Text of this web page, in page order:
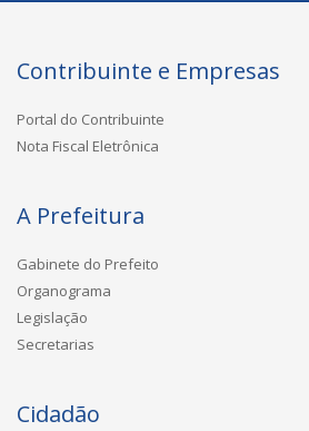
Contribuinte e Empresas
Portal do Contribuinte
Nota Fiscal Eletrônica
A Prefeitura
Gabinete do Prefeito
Organograma
Legislação
Secretarias
Cidadão